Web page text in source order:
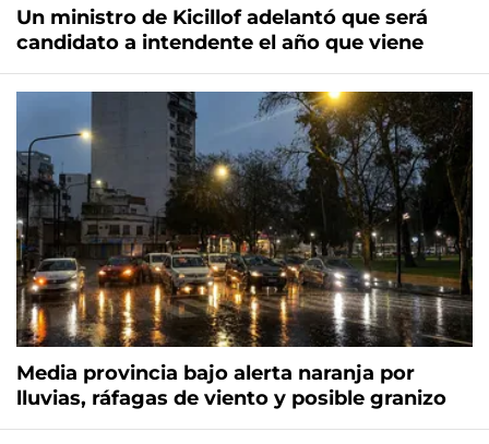
Un ministro de Kicillof adelantó que será
candidato a intendente el año que viene
Media provincia bajo alerta naranja por
lluvias, ráfagas de viento y posible granizo